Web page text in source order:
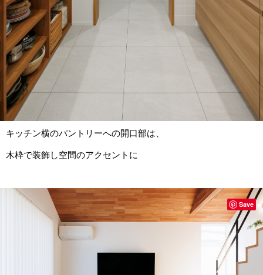
キッチン横のパントリーへの開口部は、
木枠で装飾し空間のアクセントに
Save